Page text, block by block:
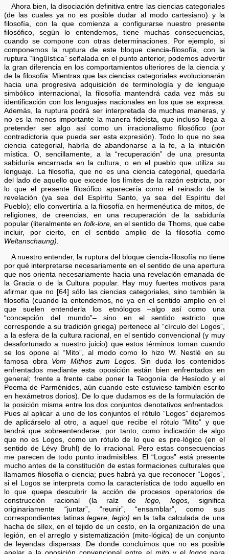
Ahora bien, la disociación definitiva entre las ciencias categoriales
(de las cuales ya no es posible dudar al modo cartesiano) y la
filosofía, con la que comienza a configurarse nuestro presente
filosófico, según lo entendemos, tiene muchas consecuencias,
cuando se compone con otras determinaciones. Por ejemplo, si
componemos la ruptura de este bloque ciencia-filosofía, con la
ruptura “lingüística” señalada en el punto anterior, podemos advertir
la gran diferencia en los comportamientos ulteriores de la ciencia y
de la filosofía: Mientras que las ciencias categoriales evolucionarán
hacia una progresiva adquisición de terminología y de lenguaje
simbólico internacional, la filosofía mantendrá cada vez más su
identificación con los lenguajes nacionales en los que se expresa.
Además, la ruptura podrá ser interpretada de muchas maneras, y
no es la menos importante la manera fideísta, que incluso llega a
pretender ser algo así como un irracionalismo filosófico (por
contradictoria que pueda ser esta expresión). Todo lo que no sea
ciencia categorial, habría de abandonarse a la fe, a la intuición
mística. O, sencillamente, a la “recuperación” de una presunta
sabiduría encarnada en la cultura, o en el pueblo que utiliza su
lenguaje. La filosofía, que no es una ciencia categorial, quedaría
del lado de aquello que excede los límites de la razón estricta, por
lo que el presente filosófico aparecería como el reinado de la
revelación (ya sea del Espíritu Santo, ya sea del Espíritu del
Pueblo); ello convertiría a la filosofía en hermenéutica de mitos, de
religiones, de creencias, en una recuperación de la sabiduría
popular (literalmente en folk-lore, en el sentido de Thoms, que cabe
incluir, por cierto, en el sentido amplio de la filosofía como
Weltanschaung).
A nuestro entender, la ruptura del bloque ciencia-filosofía no tiene
por qué interpretarse necesariamente en el sentido de una apertura
que nos orienta necesariamente hacia una revelación emanada de
la Gracia o de la Cultura popular. Hay muy fuertes motivos para
afirmar que no [64] sólo las ciencias categoriales, sino también la
filosofía (cuando la entendemos, no ya en el sentido amplio en el
que suelen entenderla los etnólogos –algo así como una
“concepción del mundo”– sino en el sentido estricto que
corresponde a su tradición griega) pertenece al “círculo del Logos”,
a la esfera de la cultura racional, en el sentido convencional (y muy
desafortunado a nuestro juicio) que estos términos toman cuando
se los opone al “Mito”, al modo como lo hizo W. Nestlé en su
famosa obra Vom Mithos zum Logos.
Sin duda los contenidos
enfrentados mediante esta oposición están bien enfrentados en
general; frente a frente cabe poner la Teogonía de Hesíodo y el
Poema de Parménides, aún cuando este estuviese también escrito
en hexámetros dorios). De lo que dudamos es de la formulación de
la posición misma entre los dos conjuntos denotativos enfrentados.
Pues al aplicar a uno de los conjuntos el rótulo “Logos” dejaremos
de aplicárselo al otro, a aquel que recibe el rótulo “Mito” y que
tendrá que sobreentenderse, por tanto, como indicación de algo
que no es Logos, como un rótulo de lo que es pre-lógico (en el
sentido de Lévy Bruhl) de lo irracional. Pero estas consecuencias
me parecen de todo punto inadmisibles. El “Logos” está presente
mucho antes de la constitución de estas formaciones culturales que
llamamos filosofía o ciencia; pues habrá ya que reconocer “Logos”,
si el Logos se interpreta como la característica de todo aquello en
lo que quepa descubrir la acción de procesos operatorios de
construcción racional (la raíz de légo, logos,
significa
originariamente “juntar”, “reunir”, “ensamblar”, como sus
correspondientes latinas legere, legio) en la talla calculada de una
hacha de sílex, en el tejido de un cesto, en la organización de una
legión, en el arreglo y sistematización (mito-lógica) de un conjunto
de leyendas dispersas. De donde concluimos que no es posible